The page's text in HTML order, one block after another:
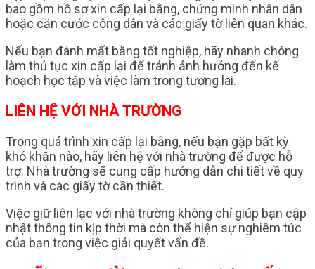
bao gồm hồ sơ xin cấp lại bằng, chứng minh nhân dân
hoặc căn cước công dân và các giấy tờ liên quan khác.
Nếu bạn đánh mất bằng tốt nghiệp, hãy nhanh chóng
làm thủ tục xin cấp lại để tránh ảnh hưởng đến kế
hoạch học tập và việc làm trong tương lai.
LIÊN HỆ VỚI NHÀ TRƯỜNG
Trong quá trình xin cấp lại bằng, nếu bạn gặp bất kỳ
khó khăn nào, hãy liên hệ với nhà trường để được hỗ
trợ. Nhà trường sẽ cung cấp hướng dẫn chi tiết về quy
trình và các giấy tờ cần thiết.
Việc giữ liên lạc với nhà trường không chỉ giúp bạn cập
nhật thông tin kịp thời mà còn thể hiện sự nghiêm túc
của bạn trong việc giải quyết vấn đề.